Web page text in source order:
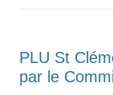
PLU St
par le